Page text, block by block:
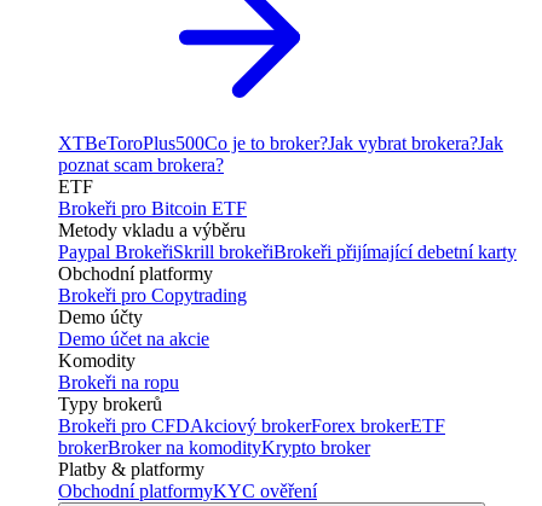
XTBeToroPlus500Co je to broker?Jak vybrat brokera?Jak
poznat scam brokera?
ETF
Brokeři pro Bitcoin ETF
Metody vkladu a výběru
Paypal BrokeřiSkrill brokeřiBrokeři přijímající debetní karty
Obchodní platformy
Brokeři pro Copytrading
Demo účty
Demo účet na akcie
Komodity
Brokeři na ropu
Typy brokerů
Brokeři pro CFDAkciový brokerForex brokerETF
brokerBroker na komodityKrypto broker
Platby & platformy
Obchodní platformyKYC ověření